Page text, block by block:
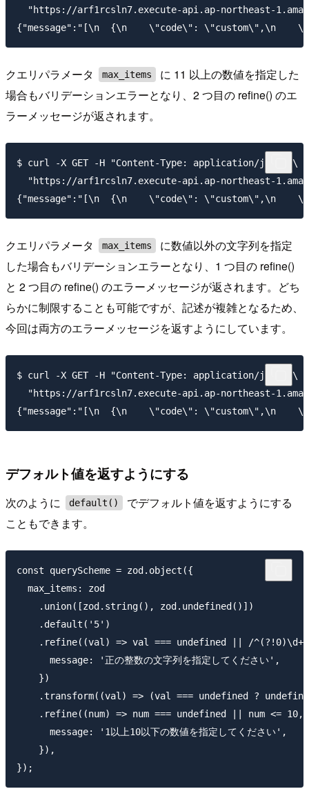
"https://arf1rcsln7.execute-api.ap-northeast-
クエリパラメータ max_items
に 11 以上の数値を指定した
場合もバリデーションエラーとなり、2 つ目の refine() のエ
ラーメッセージが返されます。
$ curl -X GET -H "Content-Type: application/json" \
"https://arf1rcsln7.execute-api.ap-northeast-
クエリパラメータ max_items
に数値以外の文字列を指定
した場合もバリデーションエラーとなり、1 つ目の refine()
と 2 つ目の refine() のエラーメッセージが返されます。どち
らかに制限することも可能ですが、記述が複雑となるため、
今回は両方のエラーメッセージを返すようにしています。
$ curl -X GET -H "Content-Type: application/json" \
"https://arf1rcsln7.execute-api.ap-northeast-
デフォルト値を返すようにする
次のように default()
でデフォルト値を返すようにする
こともできます。
const queryScheme = zod.object({
  max_items: zod
    .union([zod.string(), zod.undefined()])
    .default('5')
.refine((val) => val === undefined || /
      message: '正の整数の文字列を指定してください',
    })
.transform((val) => (val === undefined ?
.refine((num) => num === undefined || num <= 10,
      message: '1以上10以下の数値を指定してください',
    }),